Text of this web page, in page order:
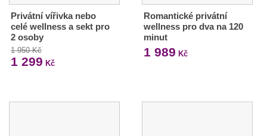
Privátní vířivka nebo
celé wellness a sekt pro
2 osoby
1 950 Kč
1 299 Kč
Romantické privátní
wellness pro dva na 120
minut
1 989 Kč